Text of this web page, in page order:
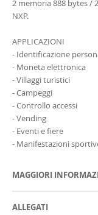
2 memoria 888 bytes /
NXP.
APPLICAZIONI
- Identificazione
- Moneta elettronica
- Villaggi turistici
- Campeggi
- Controllo accessi
- Vending
- Eventi e fiere
- Manifestazioni
MAGGIORI
ALLEGATI